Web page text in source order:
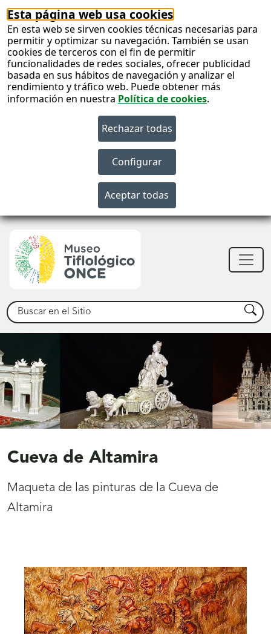
Esta página web usa cookies
En esta web se sirven cookies técnicas necesarias para
permitir y optimizar su navegación. También se usan
cookies de terceros con el fin de permitir
funcionalidades de redes sociales, ofrecer publicidad
basada en sus hábitos de navegación y analizar el
rendimiento y tráfico web. Puede obtener más
información en nuestra Política de cookies.
Buscar Buscar
Cueva de Altamira
Maqueta de las pinturas de la Cueva de
Altamira